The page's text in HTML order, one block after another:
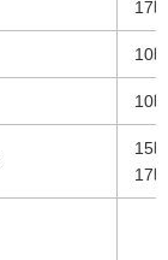
17
10
10
15
17